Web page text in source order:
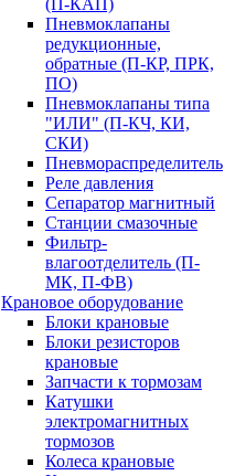
Пневмоклапаны
редукционные,
обратные (П-КР, ПРК,
ПО)
Пневмоклапаны типа
"ИЛИ" (П-КЧ, КИ,
СКИ)
Пневмораспределитель
Реле давления
Сепаратор магнитный
Станции смазочные
Фильтр-
влагоотделитель (П-
МК, П-ФВ)
Крановое оборудование
Блоки крановые
Блоки резисторов
крановые
Запчасти к тормозам
Катушки
электромагнитных
тормозов
Колеса крановые